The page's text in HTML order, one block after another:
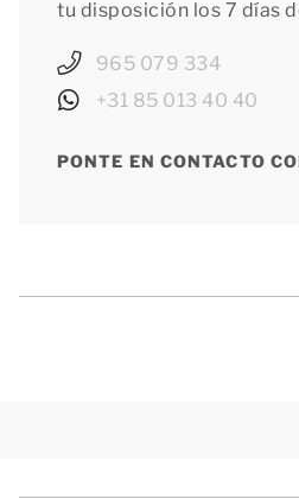
tu disposición los 7 días
965 079 334
+31 85 013 40 40
PONTE EN CONTACTO